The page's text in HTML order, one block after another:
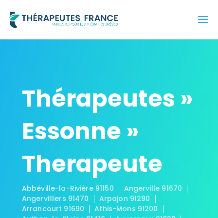
Thérapeutes »
Essonne »
Therapeute
Abbéville-la-Rivière 91150
Angerville 91670
Angervilliers 91470
Arpajon 91290
Arrancourt 91690
Athis-Mons 91200